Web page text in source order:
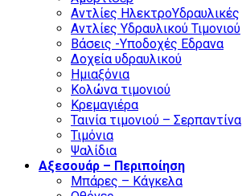
Αντλίες ΗλεκτροΥδραυλικές
Αντλίες Υδραυλικού Τιμονιού
Βάσεις -Υποδοχές Εδρανα
Δοχεία υδραυλικού
Ημιαξόνια
Κολώνα τιμονιού
Κρεμαγιέρα
Ταινία τιμονιού – Σερπαντίνα
Τιμόνια
Ψαλίδια
Αξεσουάρ – Περιποίηση
Μπάρες – Κάγκελα